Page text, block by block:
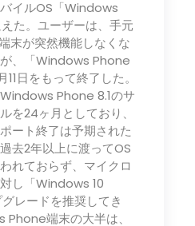
イルOS「Windows
た。ユーザーは、手元
末が突然機能しなくな
、「Windows Phone
日をもって終了した。
Phone 8.1のサ
を24ヶ月としており、
ート終了は予期された
去2年以上に渡ってOS
れておらず、マイクロ
し「Windows 10
レードを推奨してき
端末の大半は、